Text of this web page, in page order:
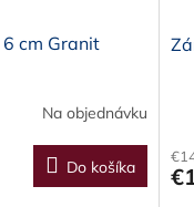
cm Granit
Na objednávku
Do košíka